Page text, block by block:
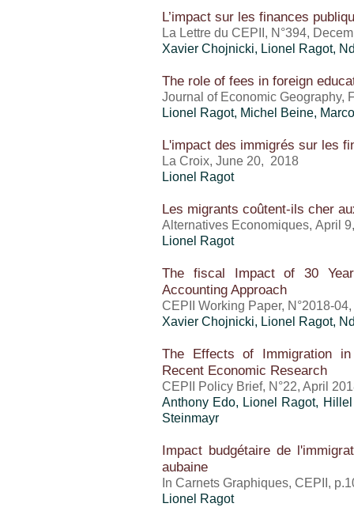
L’impact sur les finances
La Lettre du CEPII, N°394,
Xavier Chojnicki, Lionel Ragot,
The role of fees in foreign
Journal of Economic Geography,
Lionel Ragot, Michel Beine,
L'impact des immigrés sur les
La Croix, June 20, 2018
Lionel Ragot
Les migrants coûtent-ils cher
Alternatives Economiques, April
Lionel Ragot
The fiscal Impact of 30
Accounting Approach
CEPII Working Paper, N°2018-
Xavier Chojnicki, Lionel Ragot,
The Effects of Immigration
Recent Economic Research
CEPII Policy Brief, N°22, April
Anthony Edo, Lionel Ragot,
Steinmayr
Impact budgétaire de
aubaine
In Carnets Graphiques, CEPII,
Lionel Ragot